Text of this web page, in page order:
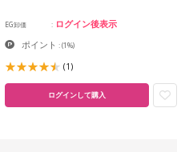
EG卸価 ログイン後表示
ポイント :(1%)
(1)
ログインして購入